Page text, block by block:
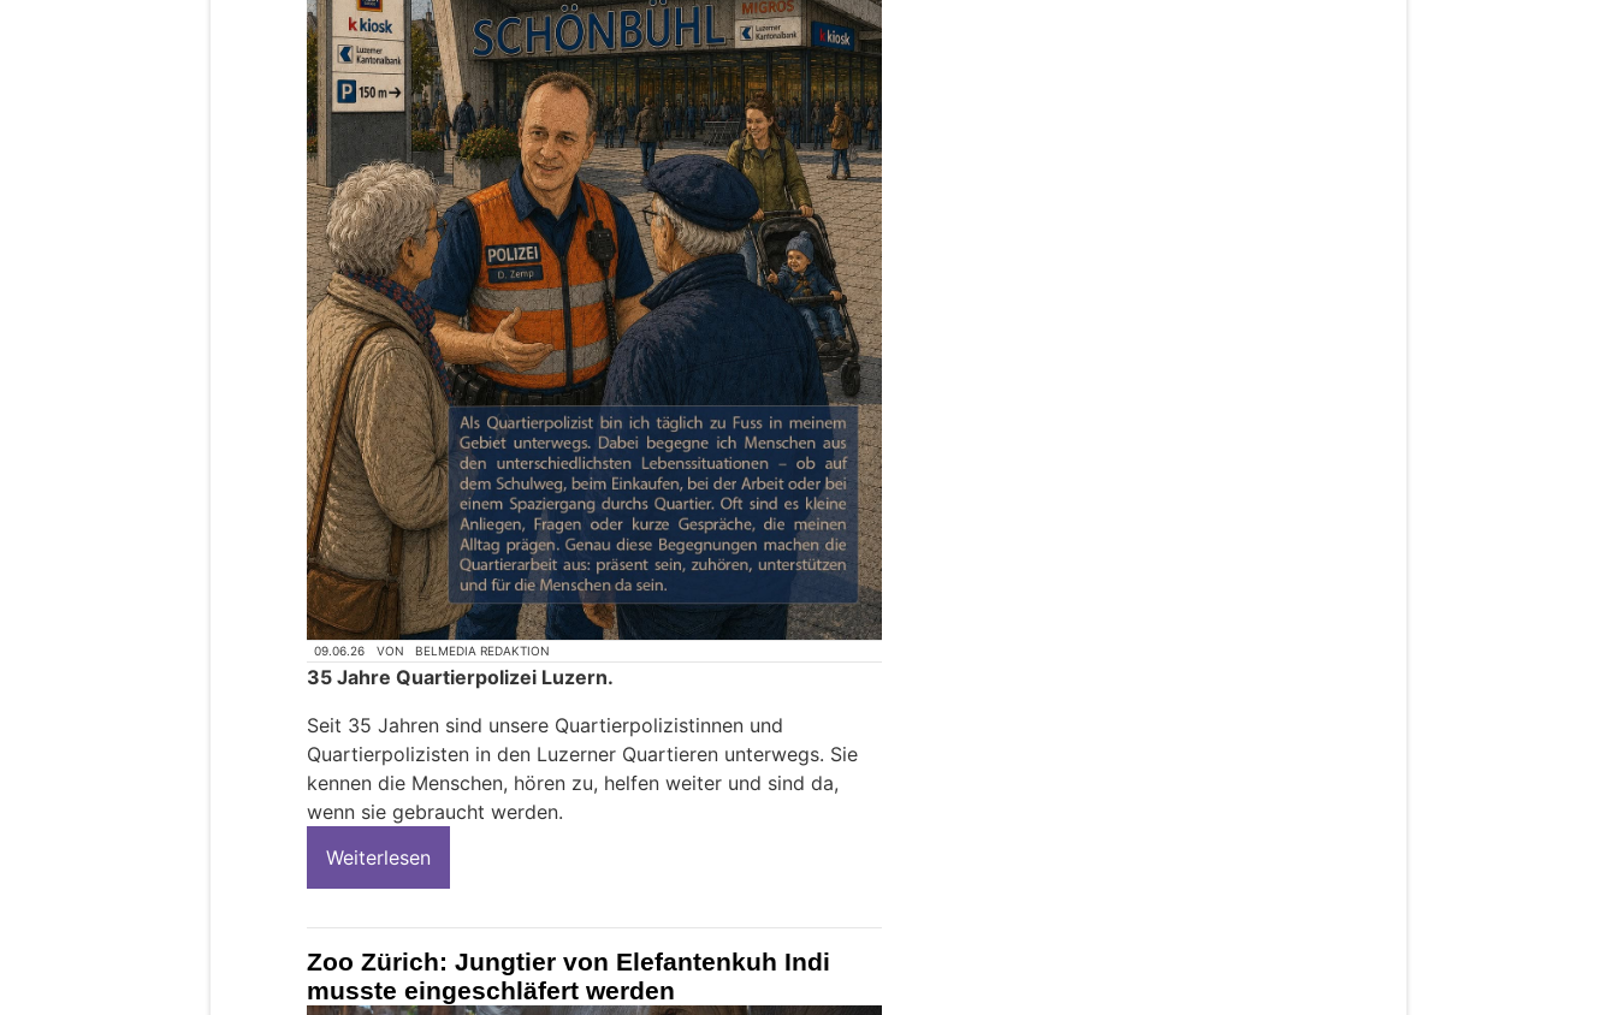
09.06.26 VON BELMEDIA REDAKTION
35 Jahre Quartierpolizei Luzern.
Seit 35 Jahren sind unsere Quartierpolizistinnen und
Quartierpolizisten in den Luzerner Quartieren unterwegs. Sie
kennen die Menschen, hören zu, helfen weiter und sind da,
wenn sie gebraucht werden.
Weiterlesen
Zoo Zürich: Jungtier von Elefantenkuh Indi
musste eingeschläfert werden